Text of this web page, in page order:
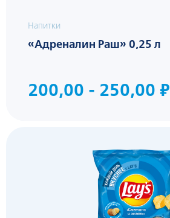
Напитки
«Адреналин Раш» 0,25 л
200,00 - 250,00 ₽